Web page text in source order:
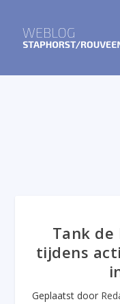
Tank de
tijdens
Geplaatst door